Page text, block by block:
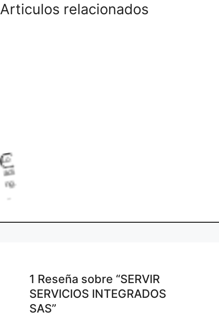
Articulos relacionados
L
o
d
g
1 Reseña sobre “SERVIR
SERVICIOS INTEGRADOS
SAS”